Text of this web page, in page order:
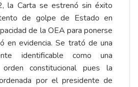
la Carta se estrenó sin éxito
de golpe de Estado en
de la OEA para ponerse
en evidencia. Se trató de una
identificable como una
constitucional pues la
por el presidente de